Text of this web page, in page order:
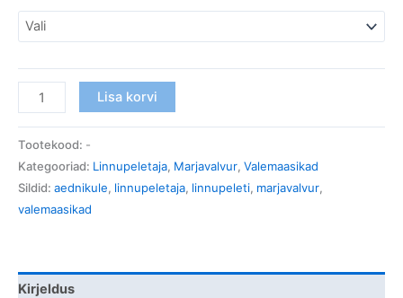
Lisa korvi
Tootekood: -
Kategooriad: Linnupeletaja, Marjavalvur, Valemaasikad
Sildid: aednikule, linnupeletaja, linnupeleti, marjavalvur,
valemaasikad
Kirjeldus